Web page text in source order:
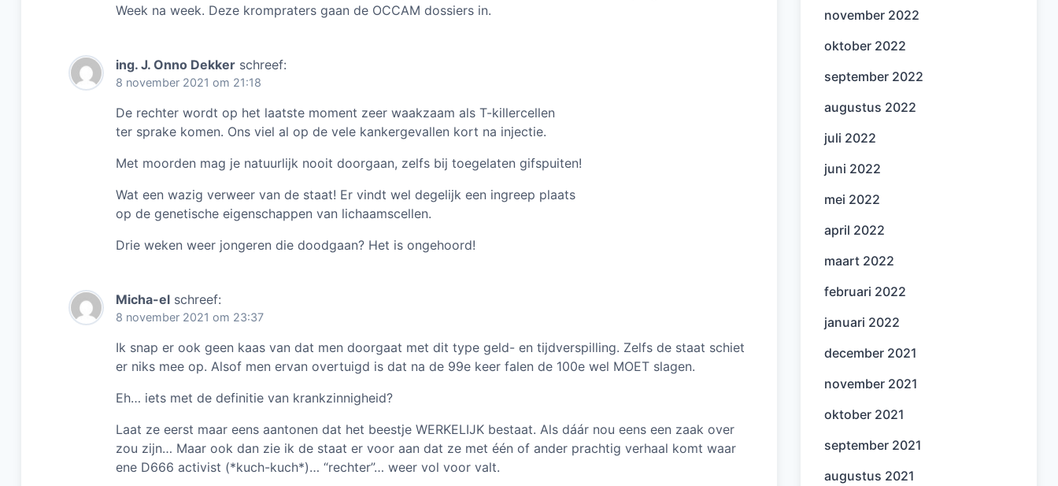
Week na week. Deze krompraters gaan de OCCAM dossiers in.
ing. J. Onno Dekker schreef:
8 november 2021 om 21:18
De rechter wordt op het laatste moment zeer waakzaam als T-killercellen
ter sprake komen. Ons viel al op de vele kankergevallen kort na injectie.
Met moorden mag je natuurlijk nooit doorgaan, zelfs bij toegelaten gifspuiten!
Wat een wazig verweer van de staat! Er vindt wel degelijk een ingreep plaats
op de genetische eigenschappen van lichaamscellen.
Drie weken weer jongeren die doodgaan? Het is ongehoord!
Micha-el schreef:
8 november 2021 om 23:37
Ik snap er ook geen kaas van dat men doorgaat met dit type geld- en tijdverspilling. Zelfs de staat schiet
er niks mee op. Alsof men ervan overtuigd is dat na de 99e keer falen de 100e wel MOET slagen.
Eh… iets met de definitie van krankzinnigheid?
Laat ze eerst maar eens aantonen dat het beestje WERKELIJK bestaat. Als dáár nou eens een zaak over
zou zijn… Maar ook dan zie ik de staat er voor aan dat ze met één of ander prachtig verhaal komt waar
ene D666 activist (*kuch-kuch*)… “rechter”… weer vol voor valt.
november 2022
oktober 2022
september 2022
augustus 2022
juli 2022
juni 2022
mei 2022
april 2022
maart 2022
februari 2022
januari 2022
december 2021
november 2021
oktober 2021
september 2021
augustus 2021